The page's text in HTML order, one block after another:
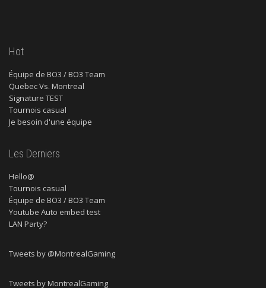
Hot
Équipe de BO3 / BO3 Team
Quebec Vs. Montreal
Signature TEST
Tournois casual
Je besoin d'une équipe
Les Derniers
Hello@
Tournois casual
Équipe de BO3 / BO3 Team
Youtube Auto embed test
LAN Party?
Tweets by @MontrealGaming
Tweets by MontrealGaming